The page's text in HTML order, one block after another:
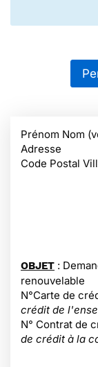
Prénom Nom
Adresse
Code Postal
OBJET :
renouvelable
N°Carte de
crédit de
N° Contrat de
de crédit à la